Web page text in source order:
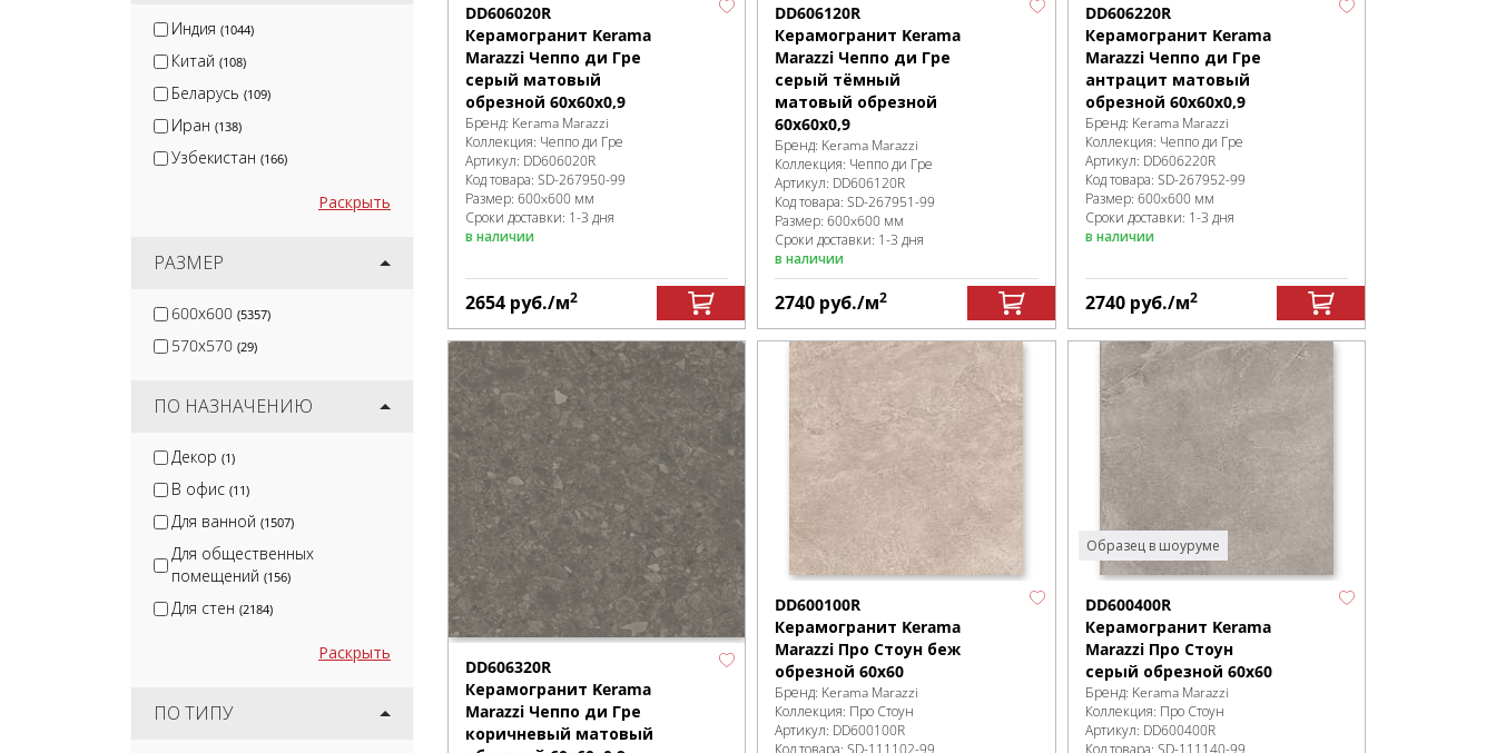
Isla
Kerama Marazzi
Индия (1044)
Китай (108)
Беларусь (109)
Иран (138)
Узбекистан (166)
Раскрыть
РАЗМЕР
600x600 (5357)
570x570 (29)
ПО НАЗНАЧЕНИЮ
Декор (1)
В офис (11)
Для ванной (1507)
Для общественных
помещений (156)
Для стен (2184)
Раскрыть
ПО ТИПУ
DD606020R
Керамогранит Kerama
Marazzi Чеппо ди Гре
серый матовый
обрезной 60x60x0,9
Бренд: Kerama Marazzi
Коллекция: Чеппо ди Гре
Артикул: DD606020R
Код товара: SD-267950-99
Размер: 600x600 мм
Сроки доставки: 1-3 дня
в наличии
2654 руб./м2
DD606120R
Керамогранит Kerama
Marazzi Чеппо ди Гре
серый тёмный
матовый обрезной
60x60x0,9
Бренд: Kerama Marazzi
Коллекция: Чеппо ди Гре
Артикул: DD606120R
Код товара:SD-267951-99
Размер:600x600 мм
Сроки доставки: 1-3 дня
в наличии
2740 руб./м2
DD606220R
Керамогранит Kerama
Marazzi Чеппо ди Гре
антрацит матовый
обрезной 60x60x0,9
Бренд: Kerama Marazzi
Коллекция: Чеппо ди Гре
Артикул: DD606220R
Код товара: SD-267952-99
Размер: 600x600 мм
Сроки доставки: 1-3 дня
в наличии
2740 руб./м2
DD606320R
Керамогранит Kerama
Marazzi Чеппо ди Гре
коричневый матовый
DD600100R
Керамогранит Kerama
Marazzi Про Стоун беж
обрезной 60х60
Бренд: Kerama Marazzi
Коллекция: Про Стоун
Артикул: DD600100R
Код товара:SD-111102-99
Образец в шоуруме
DD600400R
Керамогранит Kerama
Marazzi Про Стоун
серый обрезной 60х60
Бренд: Kerama Marazzi
Коллекция: Про Стоун
Артикул: DD600400R
Код товара: SD-111140-99